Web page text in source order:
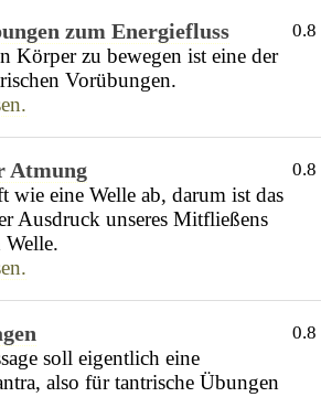
zum Energiefluss
Körper zu bewegen ist eine der
Vorübungen.
0.8
Atmung
wie eine Welle ab, darum ist das
Ausdruck unseres Mitfließens
0.8
soll eigentlich eine
also für tantrische Übungen
0.8